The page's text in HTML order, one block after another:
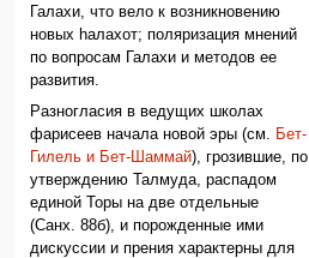
Галахи, что вело к возникновению
новых hалахот; поляризация мнений
по вопросам Галахи и методов ее
развития.
Разногласия в ведущих школах
фарисеев начала новой эры (см.
Бет-
Гилель и Бет-Шаммай), грозившие, по
утверждению Талмуда, распадом
единой Торы на две отдельные
(Санх. 88б), и порожденные ими
дискуссии и прения характерны для